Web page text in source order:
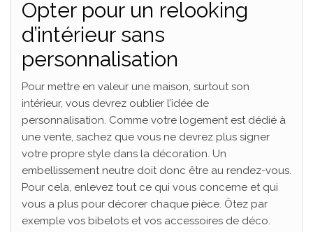
Opter pour un relooking
d’intérieur sans
personnalisation
Pour mettre en valeur une maison, surtout son
intérieur, vous devrez oublier l’idée de
personnalisation. Comme votre logement est dédié à
une vente, sachez que vous ne devrez plus signer
votre propre style dans la décoration. Un
embellissement neutre doit donc être au rendez-vous.
Pour cela, enlevez tout ce qui vous concerne et qui
vous a plus pour décorer chaque pièce. Ôtez par
exemple vos bibelots et vos accessoires de déco.